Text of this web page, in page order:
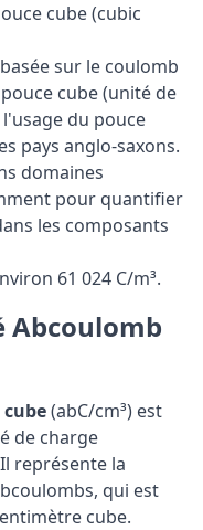
cube (cubic
sur le coulomb
cube (unité de
du pouce
pays anglo-saxons.
domaines
pour quantifier
les composants
61 024 C/m³.
Abcoulomb
(abC/cm³) est
de charge
représente la
qui est
cube.